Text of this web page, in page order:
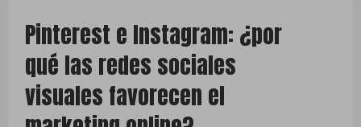
Pinterest e Instagram: ¿por
qué las redes sociales
visuales favorecen el